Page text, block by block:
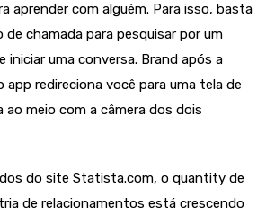
aprender com alguém. Para isso, basta
chamada para pesquisar por um
iniciar uma conversa. Brand após a
app redireciona você para uma tela de
ao meio com a câmera dos dois
do site Statista.com, o quantity de
de relacionamentos está crescendo